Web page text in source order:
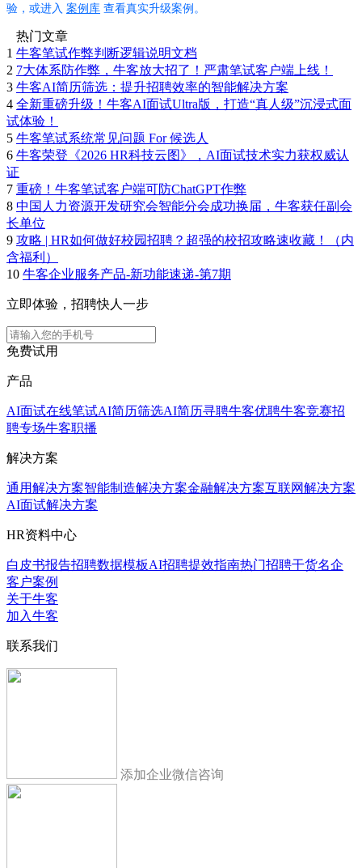
验，或进入 案例库 查看真实升级案例。
热门文章
1 牛客笔试作弊判断逻辑说明文档
2 7大体系防作弊，牛客放大招了！严肃笔试客户端上线！
3 牛客AI简历筛选：提升招聘效率的智能解决方案
4 全新重磅升级！牛客AI面试Ultra版，打造“真人级”沉浸式面
试体验！
5 牛客笔试系统常见问题 For 候选人
6 牛客荣登《2026 HR科技云图》，AI面试技术实力获权威认
证
7 重磅！牛客笔试客户端可防ChatGPT作弊
8 中国人力资源开发研究会智能分会成功换届，牛客获任副会
长单位
9 攻略 | HR如何做好校园招聘？超强的校招攻略速收藏！（内
含福利）
10 牛客企业服务产品-新功能速递-第7期
立即体验，招聘快人一步
免费试用
产品
AI面试在线笔试AI简历筛选AI简历寻聘牛客优聘牛客竞赛招
聘专场牛客职播
解决方案
通用解决方案智能制造解决方案金融解决方案互联网解决方案
AI面试解决方案
HR资料中心
白皮书报告招聘数据模板AI招聘提效指南热门招聘干货名企
客户案例
关于牛客
加入牛客
联系我们
添加企业微信咨询